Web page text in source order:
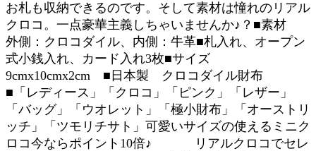
お札も収納できるのです。そして素材は憧れのリアル
クロコ。一点豪華主義しちゃいませんか♪？■素材
外側：クロコダイル、内側：牛革■札入れ、オープン
式小銭入れ、カード入れ3枚■サイズ
9cmx10cmx2cm ■日本製 クロコダイル財布
■「レディース」「クロコ」「ピンク」「レザー」
「バッグ」「ウオレット」「極小財布」「オーストリ
ッチ」「ツモリチサト」可愛いサイズの使えるミニク
ロコ今ならポイント10倍♪ リアルクロコでセレ